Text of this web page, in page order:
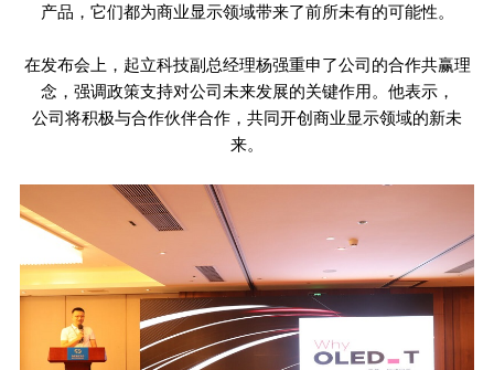
产品，它们都为商业显示领域带来了前所未有的可能性。
在发布会上，起立科技副总经理杨强重申了公司的合作共赢理
念，强调政策支持对公司未来发展的关键作用。他表示，
公司将积极与合作伙伴合作，共同开创商业显示领域的新未
来。